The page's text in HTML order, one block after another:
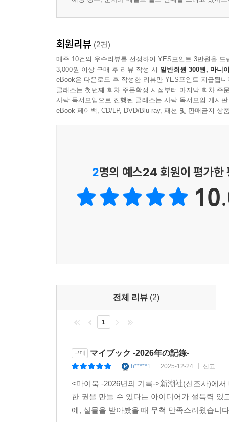
회원리뷰 (2건)
매주 10건의 우수리뷰를 선정하여 YES포인트 3만원을 드
3,000원 이상 구매 후 리뷰 작성 시 일반회원 300원, 마니
eBook은 다운로드 후 작성한 리뷰만 YES포인트 지급됩니
클래스는 첫번째 회차 주문확정 시점부터 마지막 회차 주
사락 독서모임으로 진행된 클래스는 사락 독서모임 게시
eBook 페이백, CD/LP, DVD/Blu-ray, 패션 및 판매금지 상
2명의 예스24 회원이 평가한
전체 리뷰 (2)
1
구매 マイブック -2026年の記錄-
h*****1 2025-12-24 신고
<마이북 -2026년의 기록->新潮社(신조사)에
한 권을 만들 수 있다는 아이디어가 설득력
에, 실물을 받아봤을 때 무척 만족스러웠습니